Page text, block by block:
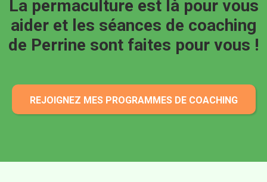
La permaculture est là pour vous
aider et les séances de coaching
de Perrine sont faites pour vous !
REJOIGNEZ MES PROGRAMMES DE COACHING